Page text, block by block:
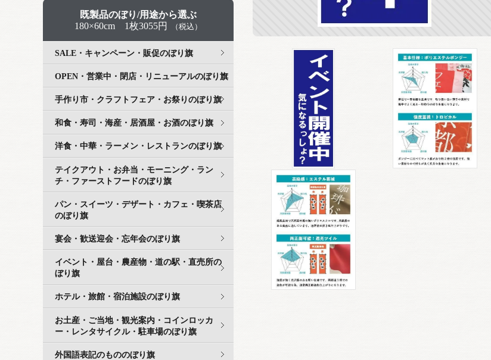
既製品のぼり/用途から選ぶ
180×60cm 1枚3055円
（税込）
SALE・キャンペーン・販促のぼり旗
OPEN・営業中・閉店・リニューアルのぼり旗
手作り市・クラフトフェア・お祭りのぼり旗
和食・寿司・海産・居酒屋・お酒のぼり旗
洋食・中華・ラーメン・レストランのぼり旗
テイクアウト・お弁当・モーニング・ラン
チ・ファーストフードのぼり旗
パン・スイーツ・デザート・カフェ・喫茶店
のぼり旗
宴会・歓送迎会・忘年会のぼり旗
イベント・屋台・農産物・道の駅・直売所の
ぼり旗
ホテル・旅館・宿泊施設のぼり旗
お土産・ご当地・観光案内・コインロッカ
ー・レンタサイクル・駐車場のぼり旗
外国語表記のもののぼり旗